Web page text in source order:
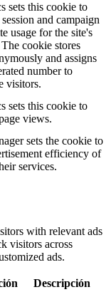
sets this cookie to
and campaign
usage for the site's
cookie stores
and assigns
number to
visitors.
sets this cookie to
views.
sets the cookie to
efficiency of
services.
with relevant ads
visitors across
ads.
Descripción